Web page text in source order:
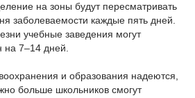
на зоны будут пересматривать
заболеваемости каждые пять дней.
учебные заведения могут
на 7–14 дней.
и образования надеются,
больше школьников смогут